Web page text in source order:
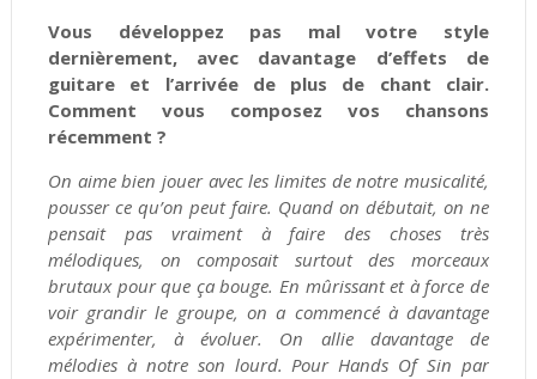
Vous développez pas mal votre style
dernièrement, avec davantage d’effets de
guitare et l’arrivée de plus de chant clair.
Comment vous composez vos chansons
récemment ?
On aime bien jouer avec les limites de notre musicalité,
pousser ce qu’on peut faire. Quand on débutait, on ne
pensait pas vraiment à faire des choses très
mélodiques, on composait surtout des morceaux
brutaux pour que ça bouge. En mûrissant et à force de
voir grandir le groupe, on a commencé à davantage
expérimenter, à évoluer. On allie davantage de
mélodies à notre son lourd. Pour Hands Of Sin par